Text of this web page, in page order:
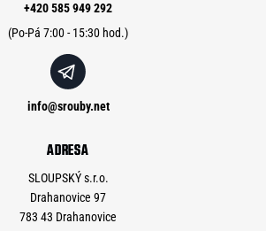
info@srouby.net
+420 585 949 292
ADRESA
SLOUPSKÝ s.r.o.
Drahanovice 97
783 43 Drahanovice